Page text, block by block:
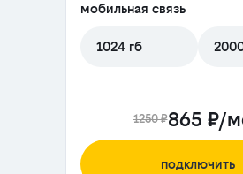
мобильная связь
1024 гб
1250 ₽865 ₽/
подключить